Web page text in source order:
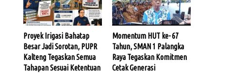
Proyek Irigasi Bahatap
Besar Jadi Sorotan, PUPR
Kalteng Tegaskan Semua
Tahapan Sesuai Ketentuan
Momentum HUT ke- 67
Tahun, SMAN 1 Palangka
Raya Tegaskan Komitmen
Cetak Generasi